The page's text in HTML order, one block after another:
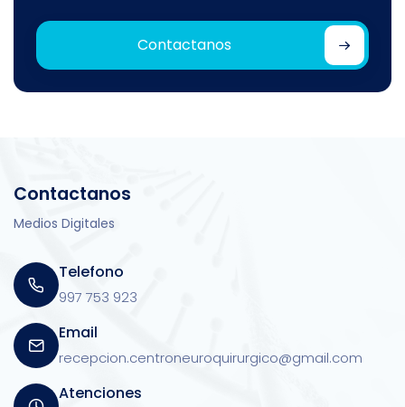
Contactanos
Contactanos
Medios Digitales
Telefono
997 753 923
Email
recepcion.centroneuroquirurgico@gmail.com
Atenciones